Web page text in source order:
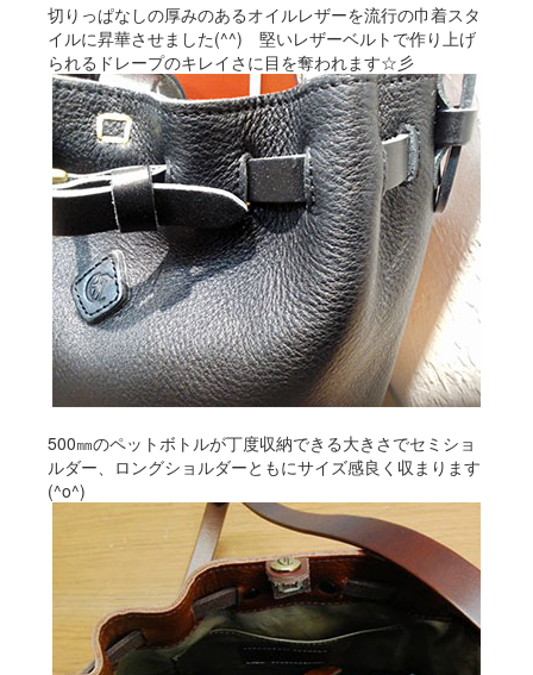
切りっぱなしの厚みのあるオイルレザーを流行の巾着スタ
イルに昇華させました(^^) 堅いレザーベルトで作り上げ
られるドレープのキレイさに目を奪われます☆彡
500㎜のペットボトルが丁度収納できる大きさでセミショ
ルダー、ロングショルダーともにサイズ感良く収まります
(^o^)